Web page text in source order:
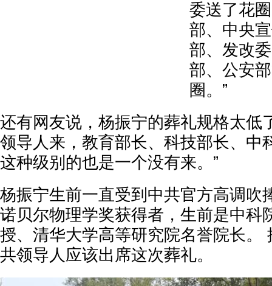
委送了花
部、中央
部、发改
部、公安
圈。”
还有网友说，杨振宁的葬礼规格太低
领导人来，教育部长、科技部长、中
这种级别的也是一个没有来。”
杨振宁生前一直受到中共官方高调吹
诺贝尔物理学奖获得者，生前是中科
授、清华大学高等研究院名誉院长。
共领导人应该出席这次葬礼。